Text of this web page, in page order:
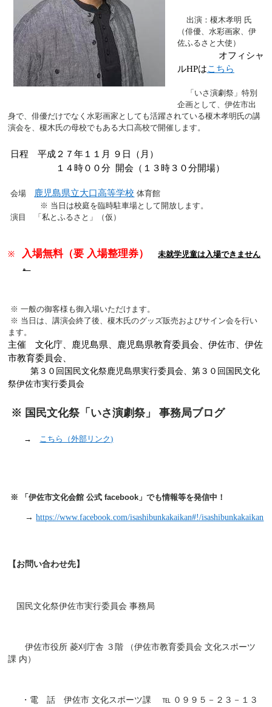
出演：榎木孝明 氏
（俳優、水彩画家、伊
佐ふるさと大使）
オフィシャ
ルHPはこちら
「いさ演劇祭」特別
企画として、伊佐市出
身で、俳優だけでなく水彩画家としても活躍されている榎木孝明氏の講
演会を、榎木氏の母校でもある大口高校で開催します。
日程 平成２７年１１月 ９日
（月）
１４時００分 開会（１３時３０分開場）
会場 鹿児島県立大口高等学校 体育館
※ 当日は校庭を臨時駐車場として開放します。
演目 「私とふるさと」（仮）
※ 入場無料（要 入場整理券）
未就学児童は入場できません
。
※ 一般の御客様も御入場いただけます。
※ 当日は、講演会終了後、榎木氏のグッズ販売およびサイン会を行い
ます。
主催 文化庁、鹿児島県、鹿児島県教育委員会、伊佐市、伊佐
市教育委員会、
第３０回国民文化祭鹿児島県実行委員会、第３０回国民文化
祭伊佐市実行委員会
※ 国民文化祭「いさ演劇祭」 事務局ブログ
→ こちら（外部リンク)
※ 「伊佐市文化会館 公式 facebook 」でも情報等を発信中！
→ https://www.facebook.com/isashibunkakaikan#!/isashibunkakaikan
【お問い合わせ先】
国民文化祭伊佐市実行委員会 事務局
伊佐市役所 菱刈庁舎 ３階 （伊佐市教育委員会 文化スポーツ
課 内）
・電 話 伊佐市 文化スポーツ課 ℡ ０９９５－２３－１３